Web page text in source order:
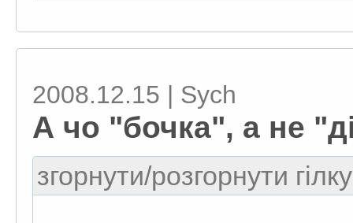
2008.12.15 | Sych
А чо "бочка", а не
згорнути/розгорнути